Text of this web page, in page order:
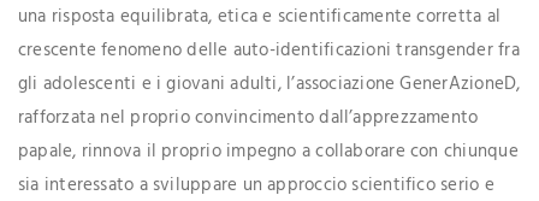
una risposta equilibrata, etica e scientificamente corretta al
crescente fenomeno delle auto-identificazioni transgender fra
gli adolescenti e i giovani adulti, l’associazione GenerAzioneD,
rafforzata nel proprio convincimento dall’apprezzamento
papale, rinnova il proprio impegno a collaborare con chiunque
sia interessato a sviluppare un approccio scientifico serio e